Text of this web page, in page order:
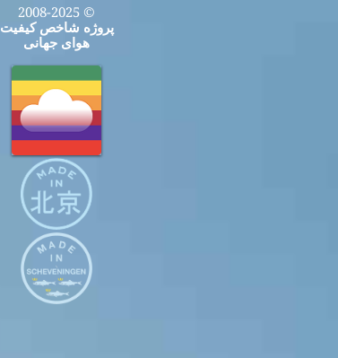
© 2008-2025
پروژه شاخص کیفیت
هوای جهانی